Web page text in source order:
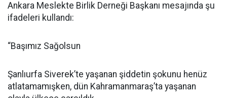
Ankara Meslekte Birlik Derneği Başkanı mesajında şu
ifadeleri kullandı:
“Başımız Sağolsun
Şanlıurfa Siverek’te yaşanan şiddetin şokunu henüz
atlatamamışken, dün Kahramanmaraş’ta yaşanan